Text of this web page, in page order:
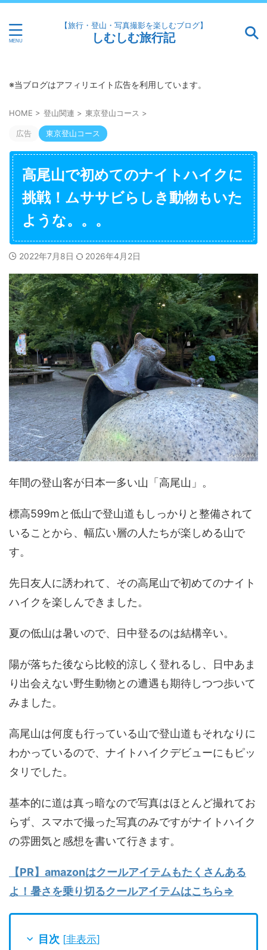
【旅行・登山・写真撮影を楽しむブログ】
しむしむ旅行記
※当ブログはアフィリエイト広告を利用しています。
HOME > 登山関連 > 東京登山コース >
広告 東京登山コース
高尾山で初めてのナイトハイクに
挑戦！ムササビらしき動物もいた
ような。。。
2022年7月8日 2026年4月2日
年間の登山客が日本一多い山「高尾山」。
標高599mと低山で登山道もしっかりと整備されて
いることから、幅広い層の人たちが楽しめる山で
す。
先日友人に誘われて、その高尾山で初めてのナイト
ハイクを楽しんできました。
夏の低山は暑いので、日中登るのは結構辛い。
陽が落ちた後なら比較的涼しく登れるし、日中あま
り出会えない野生動物との遭遇も期待しつつ歩いて
みました。
高尾山は何度も行っている山で登山道もそれなりに
わかっているので、ナイトハイクデビューにもピッ
タリでした。
基本的に道は真っ暗なので写真はほとんど撮れてお
らず、スマホで撮った写真のみですがナイトハイク
の雰囲気と感想を書いて行きます。
【PR】amazonはクールアイテムもたくさんある
よ！暑さを乗り切るクールアイテムはこちら⇒
目次 [非表示]